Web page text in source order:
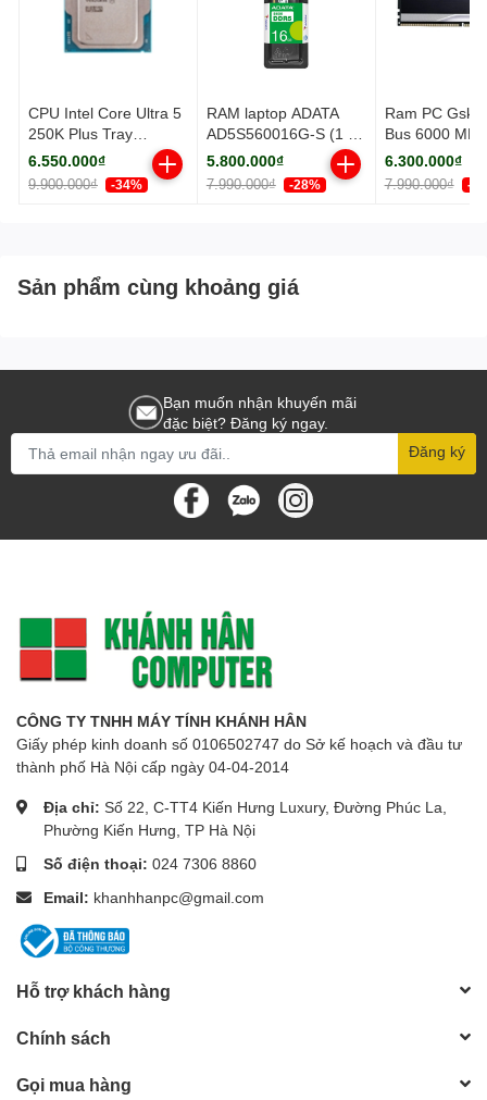
CPU Intel Core Ultra 5
250K Plus Tray
(Socket 1851/ Base
3.3Ghz/ Turbo
5.3GHz/ 18 Cores/ 18
6.550.000₫
9.900.000₫ -34%
RAM laptop ADATA
AD5S560016G-S (1 x
16GB) DDR5
5600MHz
5.800.000₫
7.990.000₫ -28%
Ram PC
Bus 6000
(F5-
TZ5RW)
6.300.000₫
7.990.000₫ -
Sản phẩm cùng khoảng giá
Bạn muốn nhận khuyến mãi
đặc biệt? Đăng ký ngay.
Đăng ký
CÔNG TY TNHH MÁY TÍNH KHÁNH HÂN
Giấy phép kinh doanh số 0106502747 do Sở kế hoạch và đầu tư
thành phố Hà Nội cấp ngày 04-04-2014
Địa chỉ: Số 22, C-TT4 Kiến Hưng Luxury, Đường Phúc La,
Phường Kiến Hưng, TP Hà Nội
Số điện thoại: 024 7306 8860
Email: khanhhanpc@gmail.com
Hỗ trợ khách hàng
Chính sách
Gọi mua hàng